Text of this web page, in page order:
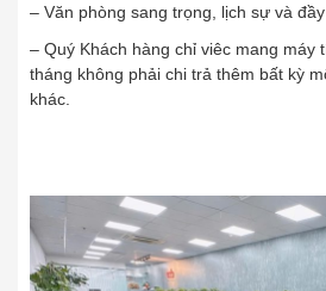
– Văn phòng sang trọng, lịch sự và đầy
– Quý Khách hàng chỉ viêc mang máy
tháng không phải chi trả thêm bất kỳ
khác.